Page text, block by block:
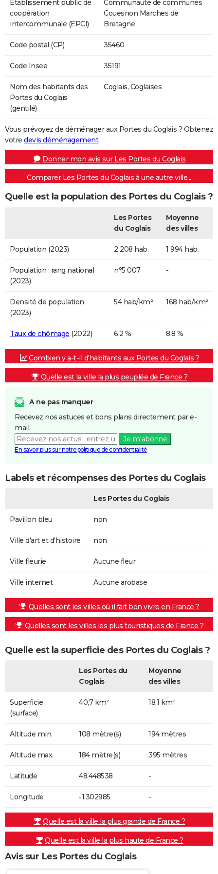
Etablissement public de
coopération
intercommunale (EPCI)
Communauté de communes
Couesnon Marches de
Bretagne
Code postal (CP) 35460
Code Insee 35191
Nom des habitants des
Portes du Coglais
(gentilé)
Coglais, Coglaises
Vous prévoyez de déménager aux Portes du Coglais ? Obtenez
votre devis déménagement.
Donner mon avis sur Les Portes du Coglais
Comparer Les Portes du Coglais à une autre ville...
Quelle est la population des Portes du Coglais ?
Les Portes
du Coglais
Moyenne
des villes
Population (2023) 2 208 hab. 1 994 hab.
Population : rang national
(2023)
n°5 007 -
Densité de population
(2023)
54 hab/km² 168 hab/km²
Taux de chômage (2022) 6,2 % 8,8 %
Combien y a-t-il d'habitants aux Portes du Coglais ?
Quelle est la ville la plus peuplée de France ?
A ne pas manquer
Recevez nos astuces et bons plans directement par e-
mail.
Je m'abonne
En savoir plus sur notre politique de confidentialité
Labels et récompenses des Portes du Coglais
Les Portes du Coglais
Pavillon bleu non
Ville d'art et d'histoire non
Ville fleurie Aucune fleur
Ville internet Aucune arobase
Quelles sont les villes où il fait bon vivre en France ?
Quelles sont les villes les plus touristiques de France ?
Quelle est la superficie des Portes du Coglais ?
Les Portes du
Coglais
Moyenne
des villes
Superficie
(surface)
40,7 km² 18,1 km²
Altitude min. 108 mètre(s) 194 mètres
Altitude max. 184 mètre(s) 395 mètres
Latitude 48.448538 -
Longitude -1.302985 -
Quelle est la ville la plus grande de France ?
Quelle est la ville la plus haute de France ?
Avis sur Les Portes du Coglais